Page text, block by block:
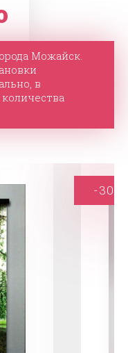
Можайск.
в
-30%